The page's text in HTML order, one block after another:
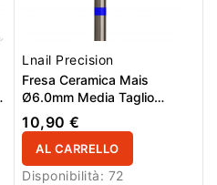
Lnail Precision
Fresa Ceramica Mais
Ø6.0mm Media Taglio
Incrociato LL 16.0mm L/R
10,90 €
AL CARRELLO
Disponibilità: 72